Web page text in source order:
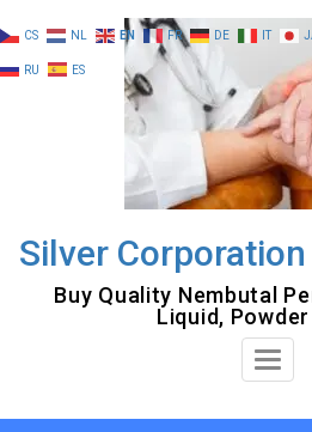
to
content
Silver
Buy Quality Nembutal
Liquid,
Toggle
CS NL EN FR DE IT
RU ES